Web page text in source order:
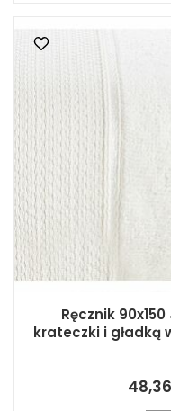
Ręcznik
krateczki i gładką